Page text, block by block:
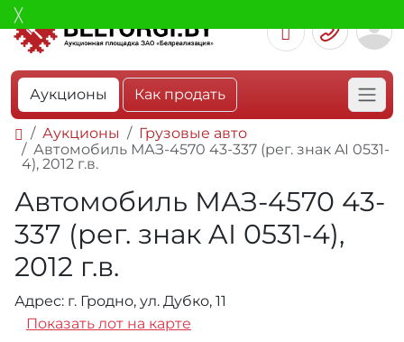
Аукционы Как продать
Аукционы
Грузовые авто
Автомобиль МАЗ-4570 43-337 (рег. знак AI 0531-
4), 2012 г.в.
Автомобиль МАЗ-4570 43-
337 (рег. знак AI 0531-4),
2012 г.в.
Адрес: г. Гродно, ул. Дубко, 11
Показать лот на карте